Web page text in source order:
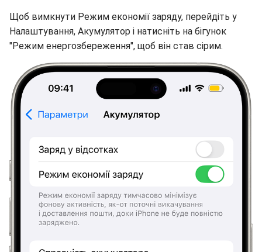
Щоб вимкнути Режим економії заряду, перейдіть у
Налаштування, Акумулятор і натисніть на бігунок
"Режим енергозбереження", щоб він став сірим.